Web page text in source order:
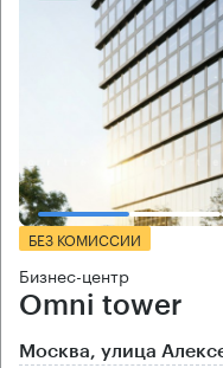
БЕЗ КОМИССИИ
Бизнес-центр
Omni tower
Москва, улица